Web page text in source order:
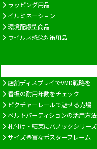
ラッピング用品
イルミネーション
環境配慮型商品
ウイルス感染対策用品
店舗ディスプレイでVMD戦略を
看板の耐用年数をチェック
ピクチャーレールで魅せる売場
ベルトパーティションの活用方法
札付け・結束にバノックシリーズ
サイズ豊富なポスターフレーム